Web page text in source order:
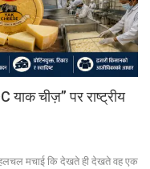
याक चीज़” पर राष्ट्रीय
हलचल मचाई कि देखते ही देखते वह एक